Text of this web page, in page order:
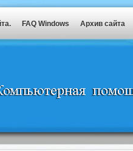
FAQ Windows Архив сайта